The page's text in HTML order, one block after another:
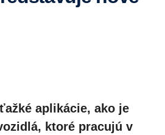
aplikácie, ako je
ktoré pracujú v